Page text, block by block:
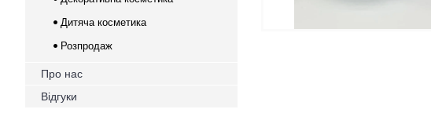
Дитяча косметика
Розпродаж
Про нас
Відгуки